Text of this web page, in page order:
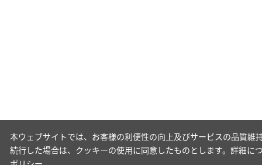
本ウェブサイトでは、お客様の利便性の向上及びサービスの品質
続行した場合は、クッキーの使用に同意したものとします。詳細